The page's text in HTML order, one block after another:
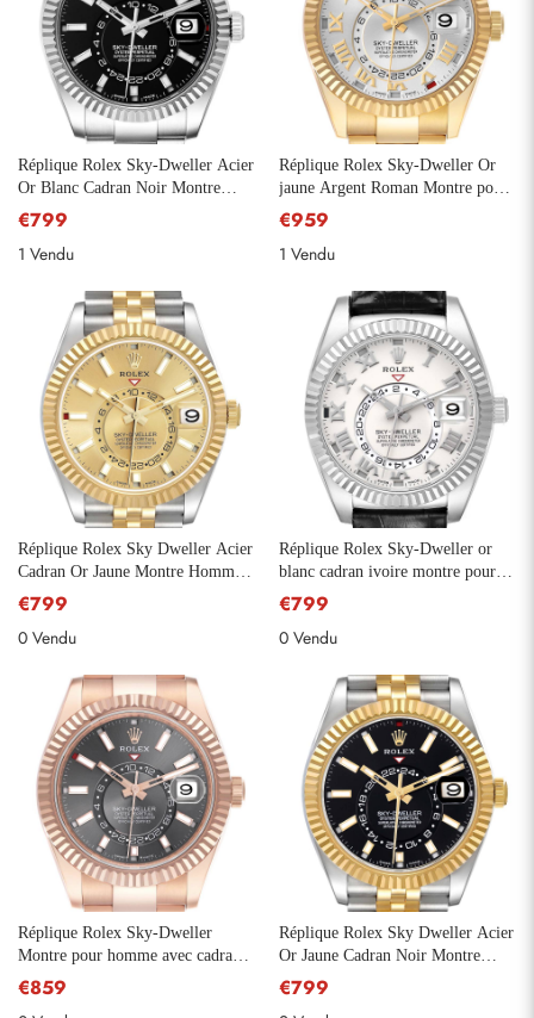
Réplique Rolex Sky-Dweller Acier
Or Blanc Cadran Noir Montre
Homme 326934
€799
1 Vendu
Réplique Rolex Sky-Dweller Or
jaune Argent Roman Montre pour
hommes 326938
€959
1 Vendu
Réplique Rolex Sky Dweller Acier
Cadran Or Jaune Montre Homme
326933
€799
0 Vendu
Réplique Rolex Sky-Dweller or
blanc cadran ivoire montre pour
homme 326139
€799
0 Vendu
Réplique Rolex Sky-Dweller
Montre pour homme avec cadran
en ardoise en or rose 336935
€859
Réplique Rolex Sky Dweller Acier
Or Jaune Cadran Noir Montre
Homme 326933
€799
Envoyer